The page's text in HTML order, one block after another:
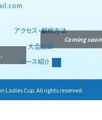
アクセス・観戦方法
大会記録
コース紹介
Ladies Cup. All rights reserved.